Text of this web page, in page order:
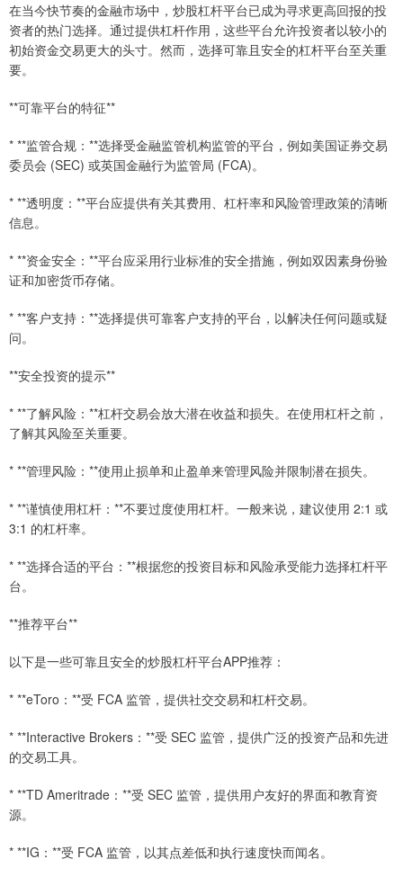
在当今快节奏的金融市场中，炒股杠杆平台已成为寻求更高回报的投
资者的热门选择。通过提供杠杆作用，这些平台允许投资者以较小的
初始资金交易更大的头寸。然而，选择可靠且安全的杠杆平台至关重
要。
**可靠平台的特征**
* **监管合规：**选择受金融监管机构监管的平台，例如美国证券交易
委员会 (SEC) 或英国金融行为监管局 (FCA)。
* **透明度：**平台应提供有关其费用、杠杆率和风险管理政策的清晰
信息。
* **资金安全：**平台应采用行业标准的安全措施，例如双因素身份验
证和加密货币存储。
* **客户支持：**选择提供可靠客户支持的平台，以解决任何问题或疑
问。
**安全投资的提示**
* **了解风险：**杠杆交易会放大潜在收益和损失。在使用杠杆之前，
了解其风险至关重要。
* **管理风险：**使用止损单和止盈单来管理风险并限制潜在损失。
* **谨慎使用杠杆：**不要过度使用杠杆。一般来说，建议使用 2:1 或
3:1 的杠杆率。
* **选择合适的平台：**根据您的投资目标和风险承受能力选择杠杆平
台。
**推荐平台**
以下是一些可靠且安全的炒股杠杆平台APP推荐：
* **eToro：**受 FCA 监管，提供社交交易和杠杆交易。
* **Interactive Brokers：**受 SEC 监管，提供广泛的投资产品和先进
的交易工具。
* **TD Ameritrade：**受 SEC 监管，提供用户友好的界面和教育资
源。
* **IG：**受 FCA 监管，以其点差低和执行速度快而闻名。